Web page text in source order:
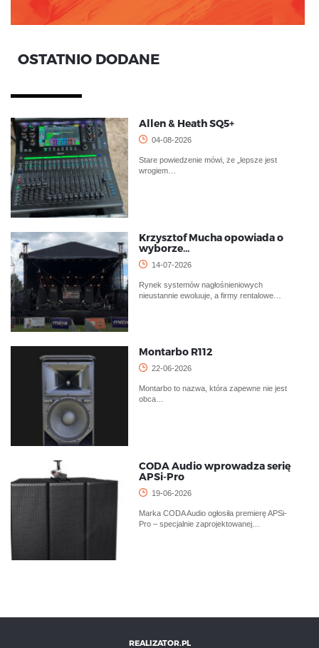
OSTATNIO DODANE
Allen & Heath SQ5+
04-08-2026
Stare powiedzenie mówi, że „lepsze jest
wrogiem…
Krzysztof Mucha opowiada o
wyborze…
14-07-2026
Rynek systemów nagłośnieniowych
nieustannie ewoluuje, a firmy rentalowe…
Montarbo R112
22-06-2026
Montarbo to nazwa, która zapewne nie jest
obca…
CODA Audio wprowadza serię
APSi-Pro
19-06-2026
Marka CODA Audio ogłosiła premierę APSi-
Pro – specjalnie zaprojektowanej…
REALIZATOR.PL